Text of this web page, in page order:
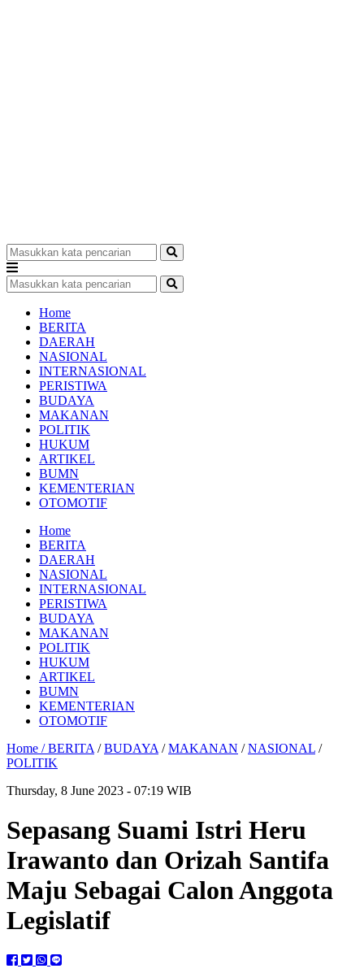
Home
BERITA
DAERAH
NASIONAL
INTERNASIONAL
PERISTIWA
BUDAYA
MAKANAN
POLITIK
HUKUM
ARTIKEL
BUMN
KEMENTERIAN
OTOMOTIF
Home
BERITA
DAERAH
NASIONAL
INTERNASIONAL
PERISTIWA
BUDAYA
MAKANAN
POLITIK
HUKUM
ARTIKEL
BUMN
KEMENTERIAN
OTOMOTIF
Home /BERITA /BUDAYA /MAKANAN /NASIONAL /
POLITIK
Thursday, 8 June 2023 - 07:19 WIB
Sepasang Suami Istri Heru
Irawanto dan Orizah Santifa
Maju Sebagai Calon Anggota
Legislatif